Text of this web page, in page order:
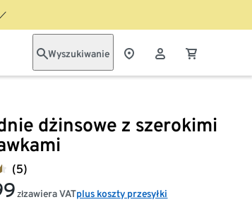
Wyszukiwanie
dżinsowe z szerokimi
(5)
złzawiera VATplus koszty przesyłki